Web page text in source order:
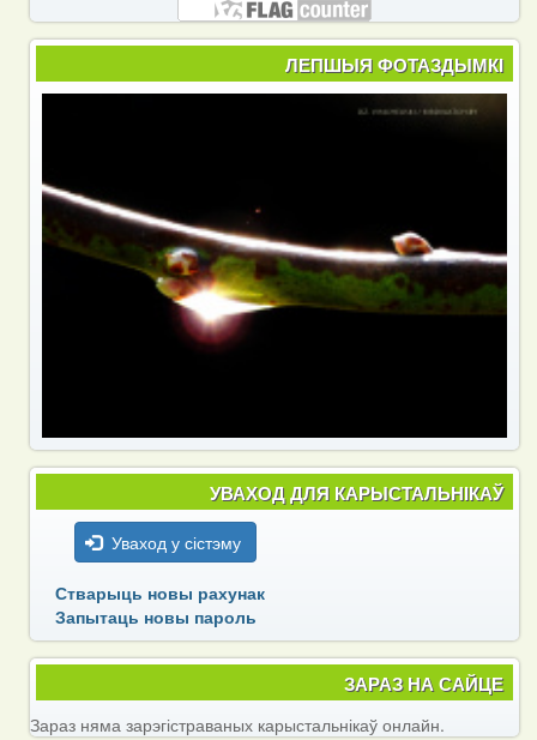
ЛЕПШЫЯ ФОТАЗДЫМКІ
УВАХОД ДЛЯ КАРЫСТАЛЬНІКАЎ
Уваход у сістэму
Стварыць новы рахунак
Запытаць новы пароль
ЗАРАЗ НА САЙЦЕ
Зараз няма зарэгістраваных карыстальнікаў онлайн.